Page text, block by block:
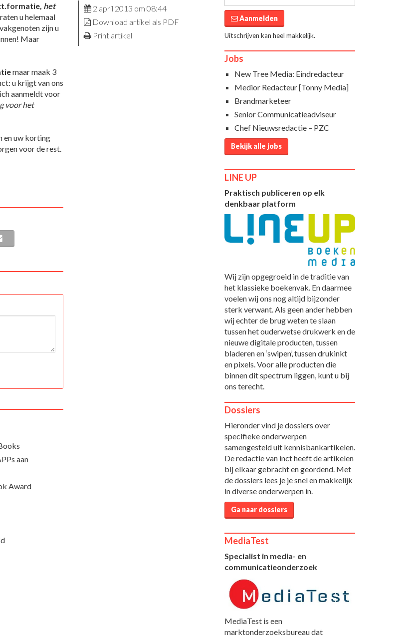
het
u helemaal
zijn u
Maar
maar maak 3
u krijgt van ons
aanmeldt voor
voor het
en uw korting
voor de rest.
2 april 2013 om 08:44
Download artikel als PDF
Print artikel
aan
Award
Aanmelden
Uitschrijven kan heel makkelijk.
Jobs
New Tree Media: Eindredacteur
Medior Redacteur [Tonny Media]
Brandmarketeer
Senior Communicatieadviseur
Chef Nieuwsredactie – PZC
Bekijk alle jobs
LINE UP
Praktisch publiceren op elk
denkbaar platform
Wij zijn opgegroeid in de traditie van
het klassieke boekenvak. En daarmee
voelen wij ons nog altijd bijzonder
sterk verwant. Als geen ander hebben
wij echter de brug weten te slaan
tussen het ouderwetse drukwerk en de
nieuwe digitale producten, tussen
bladeren en ‘swipen’, tussen drukinkt
en pixels. Voor alle producten die
binnen dit spectrum liggen, kunt u bij
ons terecht.
Dossiers
Hieronder vind je dossiers over
specifieke onderwerpen
samengesteld uit kennisbankartikelen.
De redactie van inct heeft de artikelen
bij elkaar gebracht en geordend. Met
de dossiers lees je je snel en makkelijk
in diverse onderwerpen in.
Ga naar dossiers
MediaTest
Specialist in media- en
communicatieonderzoek
MediaTest is een
marktonderzoeksbureau dat